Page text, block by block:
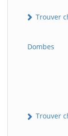
Trouver
Dombes
Trouver